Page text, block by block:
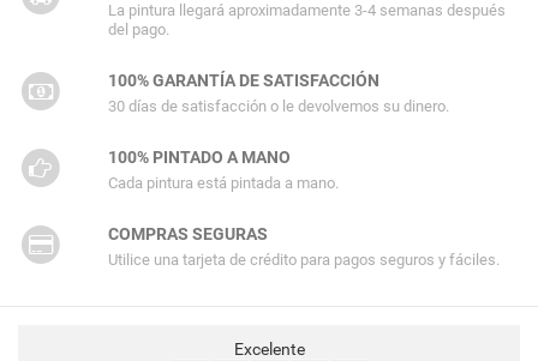
La pintura llegará aproximadamente 3-4 semanas después
del pago.
100% GARANTÍA DE SATISFACCIÓN
30 días de satisfacción o le devolvemos su dinero.
100% PINTADO A MANO
Cada pintura está pintada a mano.
COMPRAS SEGURAS
Utilice una tarjeta de crédito para pagos seguros y fáciles.
Excelente